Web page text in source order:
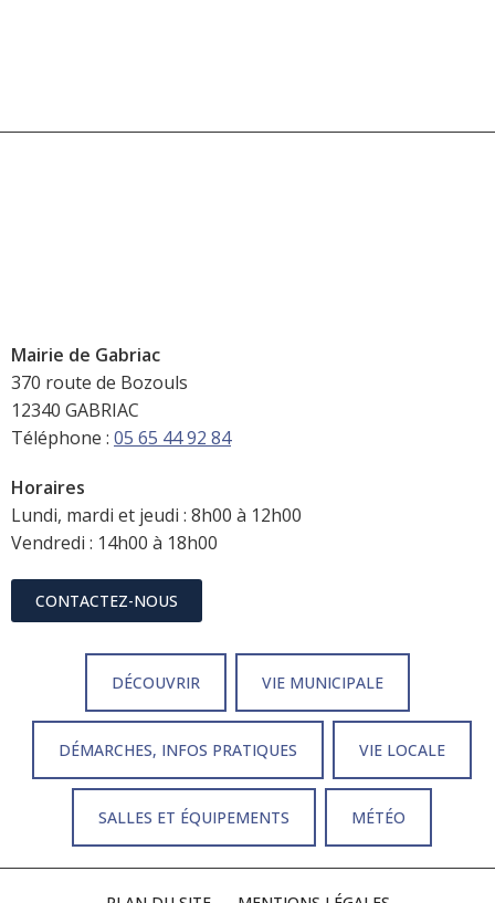
Mairie de Gabriac
370 route de Bozouls
12340 GABRIAC
Téléphone : 05 65 44 92 84
Horaires
Lundi, mardi et jeudi : 8h00 à 12h00
Vendredi : 14h00 à 18h00
CONTACTEZ-NOUS
DÉCOUVRIR VIE MUNICIPALE
DÉMARCHES, INFOS PRATIQUES VIE LOCALE
SALLES ET ÉQUIPEMENTS MÉTÉO